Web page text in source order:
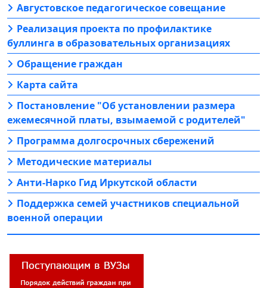
Августовское педагогическое совещание
Реализация проекта по профилактике
буллинга в образовательных организациях
Обращение граждан
Карта сайта
Постановление "Об установлении размера
ежемесячной платы, взымаемой с родителей"
Программа долгосрочных сбережений
Методические материалы
Анти-Нарко Гид Иркутской области
Поддержка семей участников специальной
военной операции